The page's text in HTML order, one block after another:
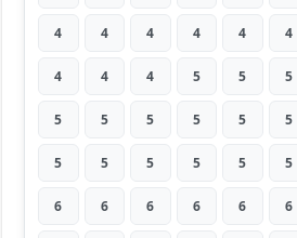
4 4 4 4 4 4
4 4 4 5 5 5
5 5 5 5 5 5
5 5 5 5 5 5
6 6 6 6 6 6